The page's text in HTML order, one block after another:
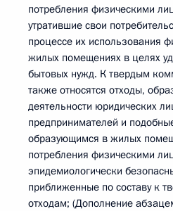
потребления физическими
утратившие свои
процессе их использования
жилых помещениях в целях
бытовых нужд. К твердым
также относятся отходы,
деятельности юридических
предпринимателей и
образующимся в жилых
потребления физическими
эпидемиологически
приближенные по составу к
отходам; (Дополнение